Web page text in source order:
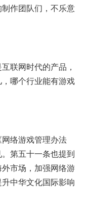
作团队们，不乐意
联网时代的产品，
哪个行业能有游戏
网络游戏管理办法
。第五十一条也提到
市场，加强网络游
中华文化国际影响